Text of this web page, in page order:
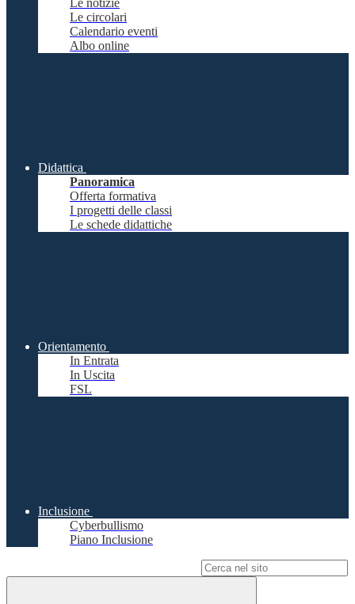
Le notizie
Le circolari
Calendario eventi
Albo online
Didattica
Panoramica
Offerta formativa
I progetti delle classi
Le schede didattiche
Orientamento
In Entrata
In Uscita
FSL
Inclusione
Cyberbullismo
Piano Inclusione